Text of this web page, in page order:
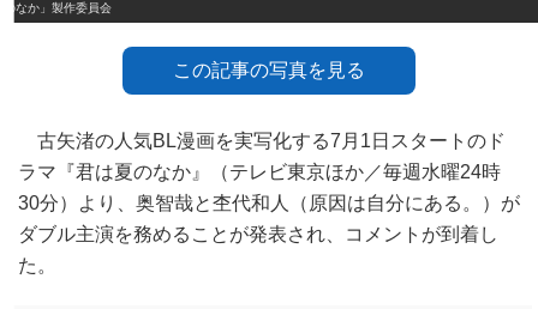
のなか」製作委員会
この記事の写真を見る
古矢渚の人気BL漫画を実写化する7月1日スタートのド
ラマ『君は夏のなか』（テレビ東京ほか／毎週水曜24時
30分）より、奥智哉と杢代和人（原因は自分にある。）が
ダブル主演を務めることが発表され、コメントが到着し
た。